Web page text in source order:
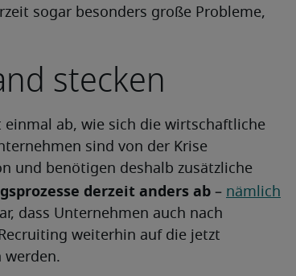
sogar besonders große Probleme,
stecken
ab, wie sich die wirtschaftliche
sind von der Krise
und benötigen deshalb zusätzliche
derzeit anders ab – nämlich
dass Unternehmen auch nach
weiterhin auf die jetzt
werden.